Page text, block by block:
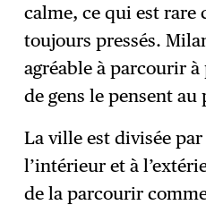
calme, ce qui est rare
toujours pressés.
agréable à parcourir
de gens le pensent
La ville est divisée par
l’intérieur et à
de la parcourir comme